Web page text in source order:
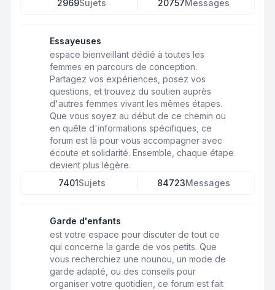
2969Sujets 20757Messages
Essayeuses
espace bienveillant dédié à toutes les
femmes en parcours de conception.
Partagez vos expériences, posez vos
questions, et trouvez du soutien auprès
d'autres femmes vivant les mêmes étapes.
Que vous soyez au début de ce chemin ou
en quête d'informations spécifiques, ce
forum est là pour vous accompagner avec
écoute et solidarité. Ensemble, chaque étape
devient plus légère.
7401Sujets 84723Messages
Garde d'enfants
est votre espace pour discuter de tout ce
qui concerne la garde de vos petits. Que
vous recherchiez une nounou, un mode de
garde adapté, ou des conseils pour
organiser votre quotidien, ce forum est fait